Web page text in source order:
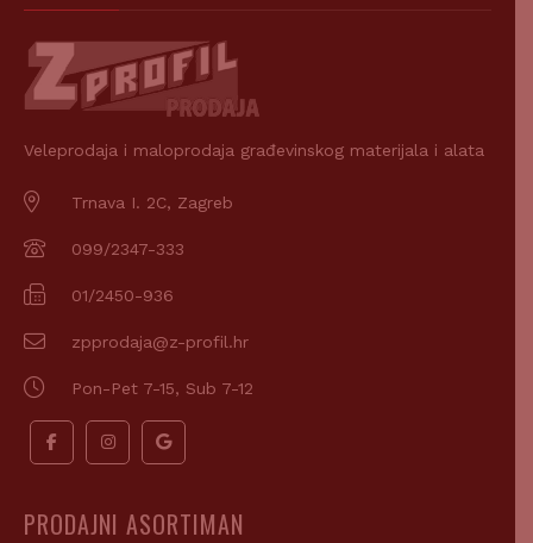
Veleprodaja i maloprodaja građevinskog materijala i alata
Trnava I. 2C, Zagreb
099/2347-333
01/2450-936
zpprodaja@z-profil.hr
Pon-Pet 7-15, Sub 7-12
PRODAJNI ASORTIMAN